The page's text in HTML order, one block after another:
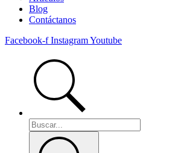
Blog
Contáctanos
Facebook-f InstagramYoutube